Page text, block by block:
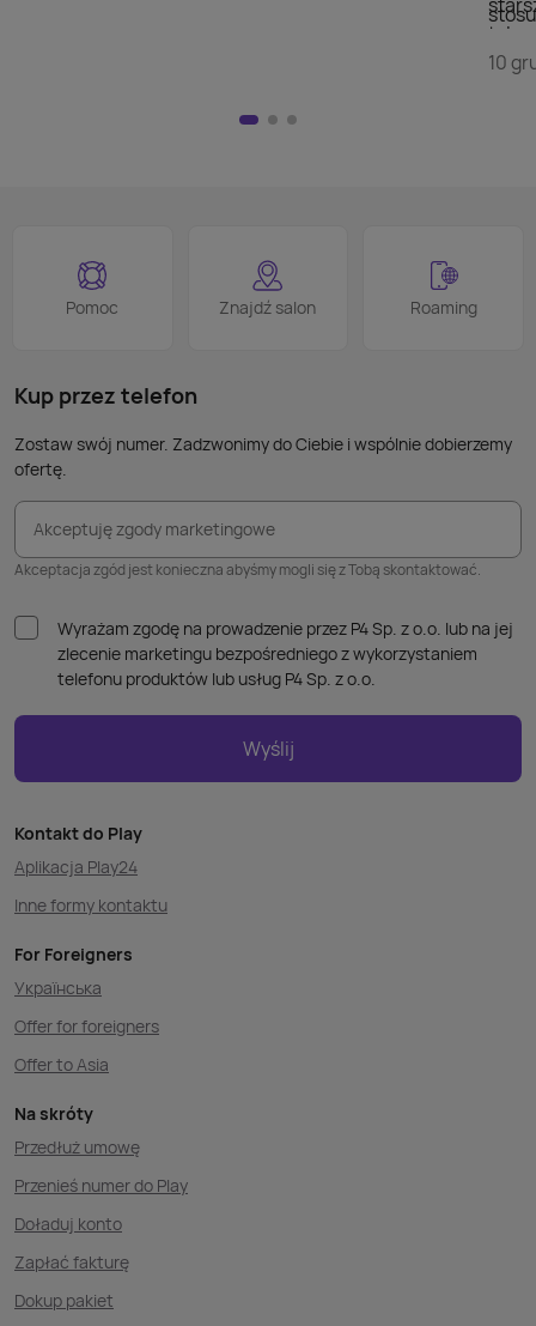
10
Pomoc Znajdź salon Roaming
Kup przez telefon
Zostaw swój numer. Zadzwonimy do Ciebie i wspólnie dobierzemy
ofertę.
Akceptuję zgody marketingowe
Akceptacja zgód jest konieczna abyśmy mogli się z Tobą skontaktować.
Wyrażam zgodę na prowadzenie przez P4 Sp. z o.o. lub na jej
zlecenie marketingu bezpośredniego z wykorzystaniem
telefonu produktów lub usług P4 Sp. z o.o.
Wyślij
Kontakt do Play
Aplikacja Play24
Inne formy kontaktu
For Foreigners
Українська
Offer for foreigners
Offer to Asia
Na skróty
Przedłuż umowę
Przenieś numer do Play
Doładuj konto
Zapłać fakturę
Dokup pakiet